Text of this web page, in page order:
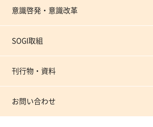
意識啓発・意識改革
SOGI取組
刊行物・資料
お問い合わせ